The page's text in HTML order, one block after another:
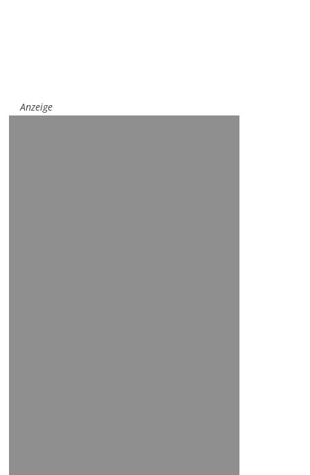
Anzeige